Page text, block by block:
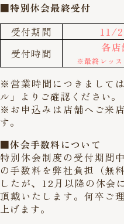
■特別休会最終受付
受付期間
11/2
受付時間
各
※最終レッス
※営業時間につきまして
ル」よりご確認ください。
※お申込みは店舗へご来
す。
■休会手数料について
特別休会制度の受付期間
の手数料を弊社負担（無
したが、12月以降の休会
頂戴いたします。何卒ご
上げます。